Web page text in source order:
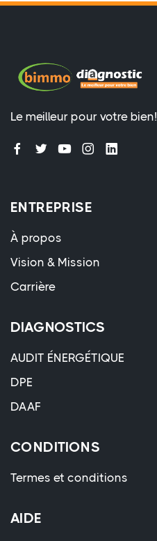
Le meilleur pour votre bien!
ENTREPRISE
À propos
Vision & Mission
Carrière
DIAGNOSTICS
AUDIT ÉNERGÉTIQUE
DPE
DAAF
CONDITIONS
Termes et conditions
AIDE